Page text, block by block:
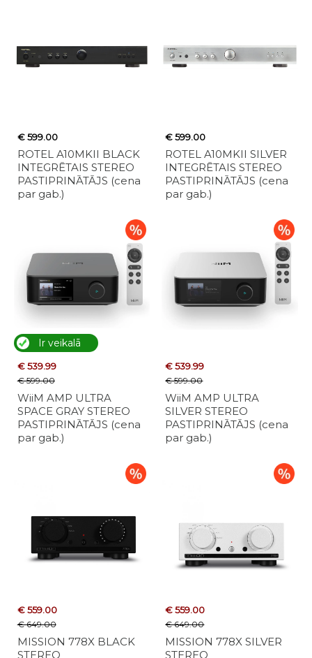
€ 599.00
ROTEL A10MKII BLACK
INTEGRĒTAIS STEREO
PASTIPRINĀTĀJS (cena
par gab.)
€ 599.00
ROTEL A10MKII SILVER
INTEGRĒTAIS STEREO
PASTIPRINĀTĀJS (cena
par gab.)
Ir veikalā
€ 539.99
€ 599.00
WiiM AMP ULTRA
SPACE GRAY STEREO
PASTIPRINĀTĀJS (cena
par gab.)
€ 539.99
€ 599.00
WiiM AMP ULTRA
SILVER STEREO
PASTIPRINĀTĀJS (cena
par gab.)
€ 559.00
€ 649.00
MISSION 778X BLACK
STEREO
€ 559.00
€ 649.00
MISSION 778X SILVER
STEREO